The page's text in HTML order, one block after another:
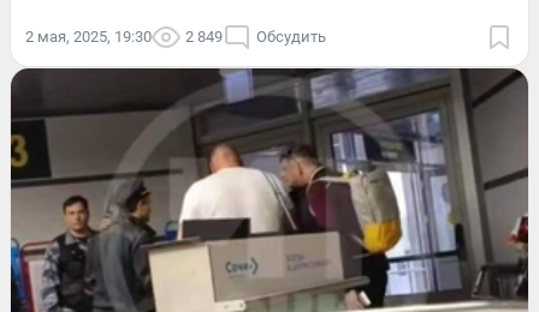
2 мая, 2025, 19:30 2 849 Обсудить